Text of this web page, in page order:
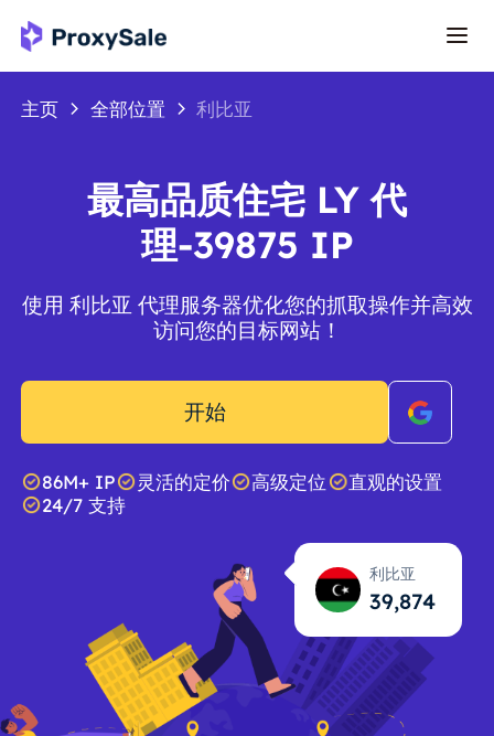
主页 全部位置 利比亚
最高品质住宅 LY 代
理-39875 IP
使用 利比亚 代理服务器优化您的抓取操作并高效
访问您的目标网站！
开始
86M+ IP 灵活的定价 高级定位
直观的设置
24/7 支持
利比亚
39,875